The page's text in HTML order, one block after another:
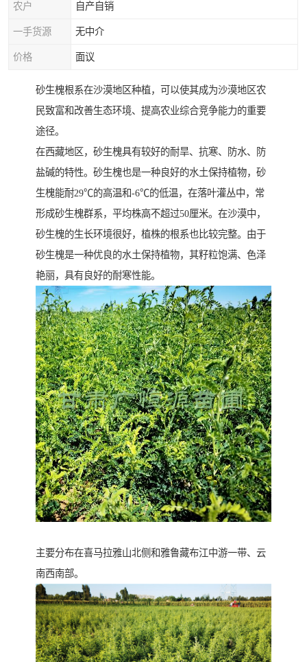
农户 自产自销
一手货源 无中介
价格 面议
砂生槐根系在沙漠地区种植，可以使其成为沙漠地区农
民致富和改善生态环境、提高农业综合竞争能力的重要
途径。
在西藏地区，砂生槐具有较好的耐旱、抗寒、防水、防
盐碱的特性。砂生槐也是一种良好的水土保持植物，砂
生槐能耐29℃的高温和-6℃的低温，在落叶灌丛中，常
形成砂生槐群系，平均株高不超过50厘米。在沙漠中，
砂生槐的生长环境很好，植株的根系也比较完整。由于
砂生槐是一种优良的水土保持植物，其籽粒饱满、色泽
艳丽，具有良好的耐寒性能。
主要分布在喜马拉雅山北侧和雅鲁藏布江中游一带、云
南西南部。